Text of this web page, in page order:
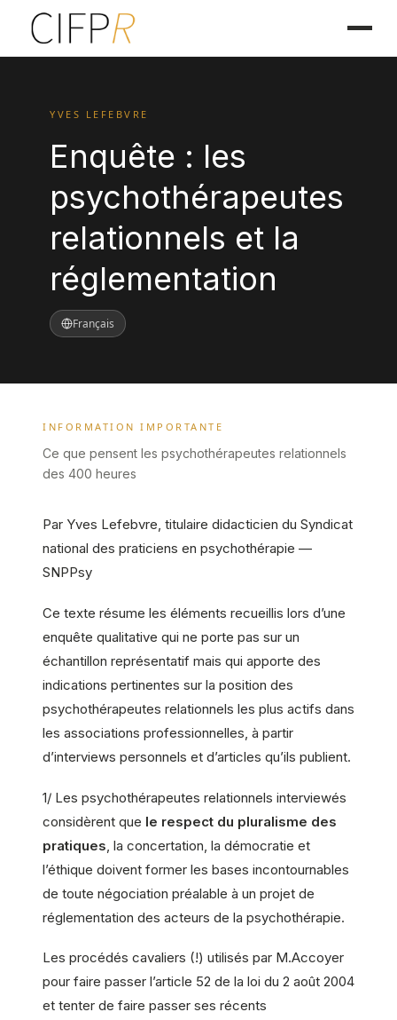
YVES LEFEBVRE
Enquête : les
psychothérapeutes
relationnels et la
réglementation
Français
INFORMATION IMPORTANTE
Ce que pensent les psychothérapeutes relationnels
des 400 heures
Par Yves Lefebvre, titulaire didacticien du Syndicat
national des praticiens en psychothérapie —
SNPPsy
Ce texte résume les éléments recueillis lors d’une
enquête qualitative qui ne porte pas sur un
échantillon représentatif mais qui apporte des
indications pertinentes sur la position des
psychothérapeutes relationnels les plus actifs dans
les associations professionnelles, à partir
d’interviews personnels et d’articles qu’ils publient.
1/ Les psychothérapeutes relationnels interviewés
considèrent que le respect du pluralisme des
pratiques , la concertation, la démocratie et
l’éthique doivent former les bases incontournables
de toute négociation préalable à un projet de
réglementation des acteurs de la psychothérapie.
Les procédés cavaliers (!) utilisés par M.Accoyer
pour faire passer l’article 52 de la loi du 2 août 2004
et tenter de faire passer ses récents